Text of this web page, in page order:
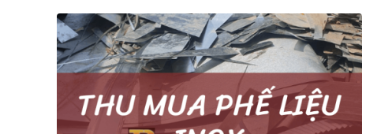
lượng và khoảng cách địa lý. Vì vậy nếu
bạn đang cần bán phế liệu các loại, hãy gọi
đến hotline 0929 896 879 để được hỗ trợ
từ A đến Z nhé!